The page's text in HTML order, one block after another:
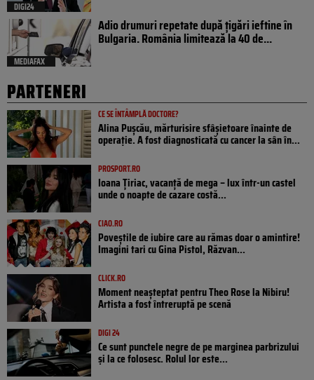
DIGI24
MEDIAFAX
Adio drumuri repetate după țigări ieftine în
Bulgaria. România limitează la 40 de...
PARTENERI
CE SE ÎNTÂMPLĂ DOCTORE?
Alina Pușcău, mărturisire sfâșietoare înainte de
operație. A fost diagnosticată cu cancer la sân în...
PROSPORT.RO
Ioana Țiriac, vacanță de mega – lux într-un castel
unde o noapte de cazare costă...
CIAO.RO
Poveştile de iubire care au rămas doar o amintire!
Imagini tari cu Gina Pistol, Răzvan...
CLICK.RO
Moment neașteptat pentru Theo Rose la Nibiru!
Artista a fost întreruptă pe scenă
DIGI 24
Ce sunt punctele negre de pe marginea parbrizului
și la ce folosesc. Rolul lor este...